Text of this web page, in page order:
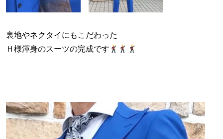
裏地やネクタイにもこだわった
Ｈ様渾身のスーツの完成です